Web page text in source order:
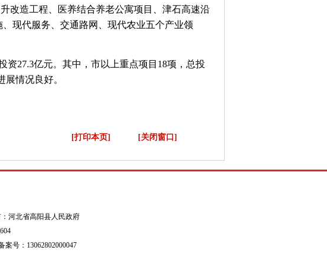
造工程、医养结合养老公寓项目、津石高速沿
现代服务、交通路网、现代农业五个产业领
27.3亿元。其中，市以上重点项目18项，总投
情况良好。
[打印本页] [关闭窗口]
：河北省高阳县人民政府
案号：13062802000047